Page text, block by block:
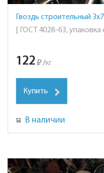
Гвоздь строительный
[ ГОСТ 4028-63, упаковка
122 ₽ /кг
Купить
В наличии